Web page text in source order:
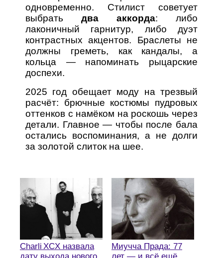
одновременно. Стилист советует
выбратьдва аккорда: либо
лаконичный гарнитур, либо дуэт
контрастных акцентов. Браслеты не
должны греметь, как кандалы, а
кольца — напоминать рыцарские
доспехи.
2025 год обещает моду на трезвый
расчёт: брючные костюмы пудровых
оттенков с намёком на роскошь через
детали. Главное — чтобы после бала
остались воспоминания, а не долги
за золотой слиток на шее.
Charli XCX назвала
Миучча Прада: 77